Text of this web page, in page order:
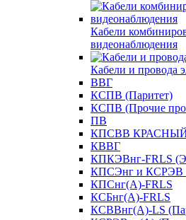
Кабели
видеонаблюдения
Кабели и провода
ВВГ
КСПВ (Паритет)
КСПВ (Прочие
ПВ
КПСВВ
КВВГ
КПКЭВнг-FRLS
КПСЭнг и
КПСнг(А)-FRLS
КСБнг(А)-FRLS
КСВВнг(А)-LS